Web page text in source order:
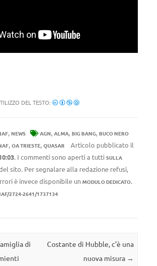
DEL TESTO:
, NEWS AGN, ALMA, BIG BANG, BUCO NERO
, OA TRIESTE, QUASAR
Articolo pubblicato il
. I commenti sono aperti a tutti SULLA
sito. Per segnalare alla redazione refusi,
è invece disponibile un MODULO DEDICATO.
2724-2641/1737134
di
Costante di Hubble, c’è una
nuova misura →